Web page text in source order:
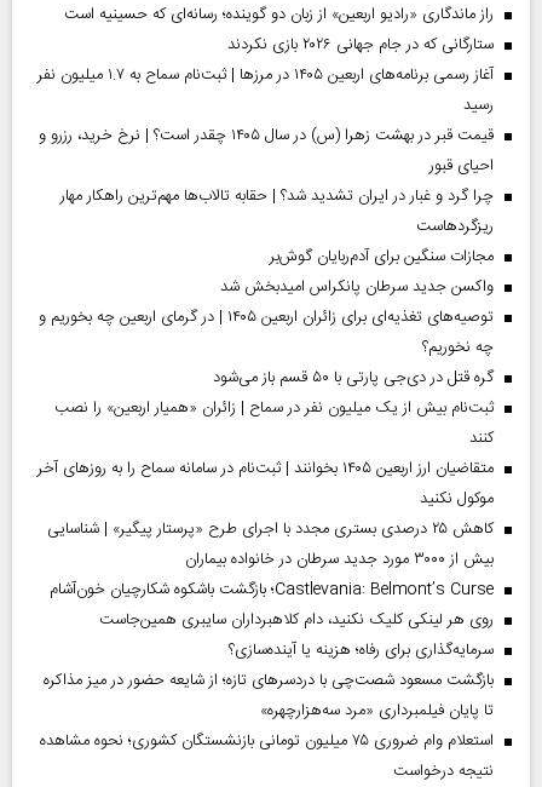
راز ماندگاری «رادیو اربعین» از زبان دو گوینده؛ رسانه‌ای که حسینیه است
ستارگانی که در جام جهانی ۲۰۲۶ بازی نکردند
آغاز رسمی برنامه‌های اربعین ۱۴۰۵ در مرز‌ها | ثبت‌نام سماح به ۱.۷ میلیون نفر
رسید
قیمت قبر در بهشت زهرا (س) در سال ۱۴۰۵ چقدر است؟ | نرخ خرید، رزرو و
احیای قبور
چرا گرد و غبار در ایران تشدید شد؟ | حقابه تالاب‌ها مهم‌ترین راهکار مهار
ریزگردهاست
مجازات سنگین برای آدم‌ربایان گوش‌بر
واکسن جدید سرطان پانکراس امیدبخش شد
توصیه‌های تغذیه‌ای برای زائران اربعین ۱۴۰۵ | در گرمای اربعین چه بخوریم و
چه نخوریم؟
گره قتل در دی‌جی پارتی با ۵۰ قسم باز می‌شود
ثبت‌نام بیش از یک میلیون نفر در سماح | زائران «همیار اربعین» را نصب
کنند
متقاضیان ارز اربعین ۱۴۰۵ بخوانند | ثبت‌نام در سامانه سماح را به روز‌های آخر
موکول نکنید
کاهش ۲۵ درصدی بستری مجدد با اجرای طرح «پرستار پیگیر» | شناسایی
بیش از ۳۰۰۰ مورد جدید سرطان در خانواده بیماران
Castlevania: Belmont’s Curse؛ بازگشت باشکوه شکارچیان خون‌آشام
روی هر لینکی کلیک نکنید، دام کلاهبرداران سایبری همین‌جاست
سرمایه‌گذاری برای رفاه؛ هزینه یا آینده‌سازی؟
بازگشت مسعود شصت‌چی با دردسر‌های تازه؛ از شایعه حضور در میز مذاکره
تا پایان فیلمبرداری «مرد سه‌هزارچهره»
استعلام وام ضروری ۷۵ میلیون تومانی بازنشستگان کشوری؛ نحوه مشاهده
نتیجه درخواست